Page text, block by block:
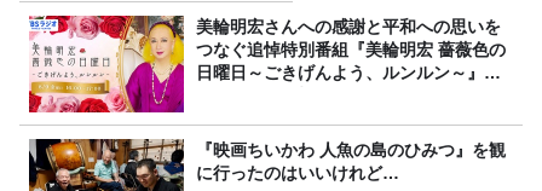
美輪明宏さんへの感謝と平和への思いを
つなぐ追悼特別番組『美輪明宏 薔薇色の
日曜日～ごきげんよう、ルンルン～』
『映画ちいかわ 人魚の島のひみつ』を観
に行ったのはいいけれど…